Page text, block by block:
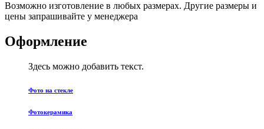
Возможно изготовление в любых размерах. Другие размеры и
цены запрашивайте у менеджера
Оформление
Здесь можно добавить текст.
Фото на стекле
Фотокерамика